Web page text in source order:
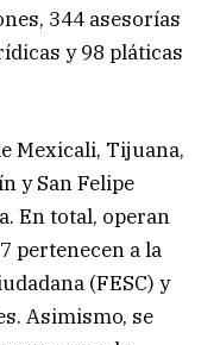
344 asesorías
y 98 pláticas
Mexicali, Tijuana,
y San Felipe
En total, operan
pertenecen a la
(FESC) y
Asimismo, se